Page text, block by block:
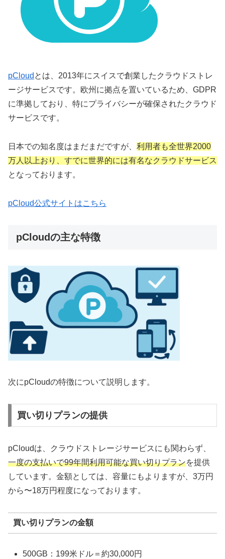
pCloud とは、2013年にスイスで創業したクラウドストレ
ージサービスです。欧州に拠点を置いているため、GDPR
に準拠しており、特にプライバシーが確保されたクラウド
サービスです。
日本での知名度はまだまだですが、 利用者も全世界2000
万人以上おり、すでに世界的には有名なクラウドサービス
となっております。
pCloud公式サイトはこちら
pCloudの主な特徴
次にpCloudの特徴について説明します。
買い切りプランの提供
pCloudは、クラウドストレージサービスにも関わらず、
一度の支払いで99年間利用可能な買い切りプランを提供
しています。金額としては、容量にもよりますが、3万円
から〜18万円程度になっております。
買い切りプランの金額
500GB：199米ドル＝約30,000円